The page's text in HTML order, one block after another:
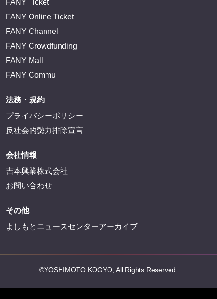
FANY Ticket
FANY Online Ticket
FANY Channel
FANY Crowdfunding
FANY Mall
FANY Commu
法務・規約
プライバシーポリシー
反社会的勢力排除宣言
会社情報
吉本興業株式会社
お問い合わせ
その他
よしもとニュースセンターアーカイブ
©YOSHIMOTO KOGYO, All Rights Reserved.